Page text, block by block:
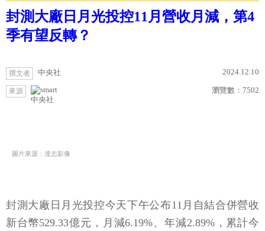
封測大廠日月光投控11月營收月減，第4
季有望反轉？
撰文者 中央社 2024.12.10
來源
中央社
瀏覽數： 7502
圖片來源：達志影像
封測大廠日月光投控今天下午公布11月自結合併營收
新台幣529.33億元，月減6.19%、年減2.89%，累計今